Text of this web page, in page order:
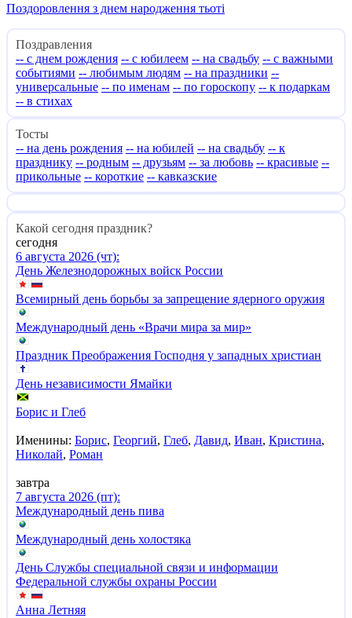
Поздоровлення з днем народження тьоті
Поздравления
-- с днем рождения -- с юбилеем -- на свадьбу -- с важными
событиями -- любимым людям -- на праздники --
универсальные -- по именам -- по гороскопу -- к подаркам
-- в стихах
Тосты
-- на день рождения -- на юбилей -- на свадьбу -- к
празднику -- родным -- друзьям -- за любовь -- красивые --
прикольные -- короткие -- кавказские
Какой сегодня праздник?
сегодня
6 августа 2026 (чт):
День Железнодорожных войск России
Всемирный день борьбы за запрещение ядерного оружия
Международный день «Врачи мира за мир»
Праздник Преображения Господня у западных христиан
День независимости Ямайки
Борис и Глеб
Именины: Борис, Георгий, Глеб, Давид, Иван, Кристина,
Николай, Роман
завтра
7 августа 2026 (пт):
Международный день пива
Международный день холостяка
День Службы специальной связи и информации
Федеральной службы охраны России
Анна Летняя